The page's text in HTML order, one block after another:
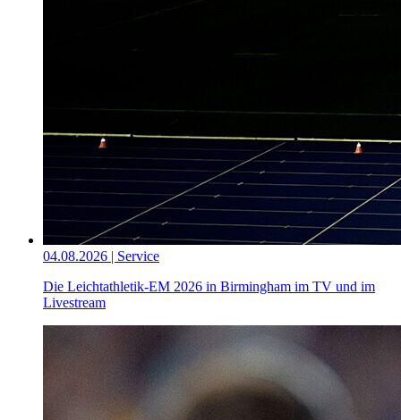
04.08.2026 | Service
Die Leichtathletik-EM 2026 in Birmingham im TV und im
Livestream